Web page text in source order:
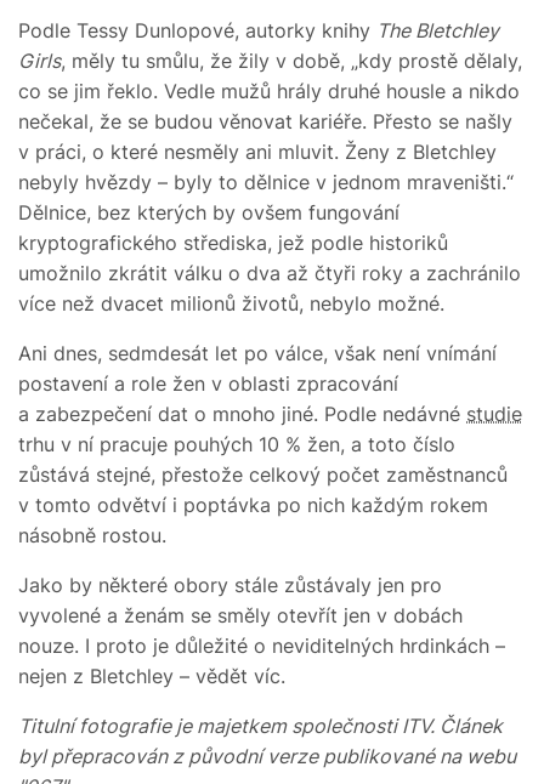
Podle Tessy Dunlopové, autorky knihy The Bletchley
Girls, měly tu smůlu, že žily v době, „kdy prostě dělaly,
co se jim řeklo. Vedle mužů hrály druhé housle a nikdo
nečekal, že se budou věnovat kariéře. Přesto se našly
v práci, o které nesměly ani mluvit. Ženy z Bletchley
nebyly hvězdy – byly to dělnice v jednom mraveništi.“
Dělnice, bez kterých by ovšem fungování
kryptografického střediska, jež podle historiků
umožnilo zkrátit válku o dva až čtyři roky a zachránilo
více než dvacet milionů životů, nebylo možné.
Ani dnes, sedmdesát let po válce, však není vnímání
postavení a role žen v oblasti zpracování
a zabezpečení dat o mnoho jiné. Podle nedávné studie
trhu v ní pracuje pouhých 10 % žen, a toto číslo
zůstává stejné, přestože celkový počet zaměstnanců
v tomto odvětví i poptávka po nich každým rokem
násobně rostou.
Jako by některé obory stále zůstávaly jen pro
vyvolené a ženám se směly otevřít jen v dobách
nouze. I proto je důležité o neviditelných hrdinkách –
nejen z Bletchley – vědět víc.
Titulní fotografie je majetkem společnosti ITV. Článek
byl přepracován z původní verze publikované na webu